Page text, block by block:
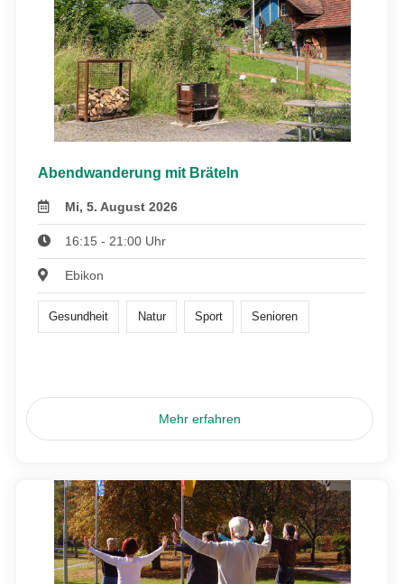
Abendwanderung mit Bräteln
Mi, 5. August 2026
16:15 - 21:00 Uhr
Ebikon
Gesundheit Natur Sport Senioren
Mehr erfahren